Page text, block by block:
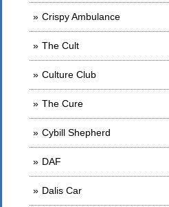
Crispy Ambulance
The Cult
Culture Club
The Cure
Cybill Shepherd
DAF
Dalis Car